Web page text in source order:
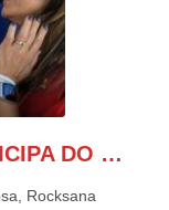
GONZAGA PATRIOTA PARTICIPA DO DESFILE DA INDEPENDÊNCIA NO PALANQUE DA PRESIDÊNCIA DA REPÚBLICA E É ABRAÇADO POR LULA E POR GERALDO ALCKMIN.
Rocksana